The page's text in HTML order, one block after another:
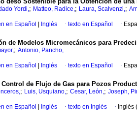
Yordi,; Matteo, Radice,; Laura, Scalvenzi,;
en Español Inglés · texto en Español ·
de Modelos Micromecánicos para
; Antonio, Pancho,
en Español Inglés · texto en Español ·
Control de Flujo de Gas para Pozos
; Luis, Usquiano,; Cesar, León,; Joseph,
en Español Inglés · texto en Inglés · Inglés